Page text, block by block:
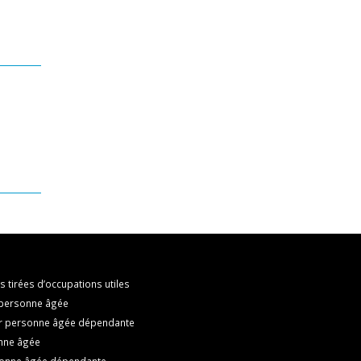
tirées d’occupations utiles
âgée
personne âgée dépendante
âgée